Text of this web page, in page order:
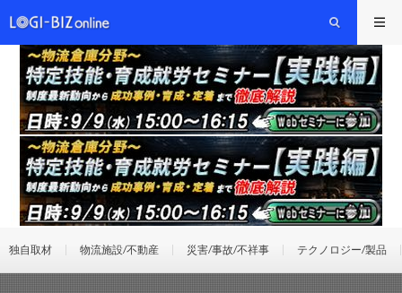
独自取材 物流施設/不動産 災害/事故/不祥事 テクノロジー/製品